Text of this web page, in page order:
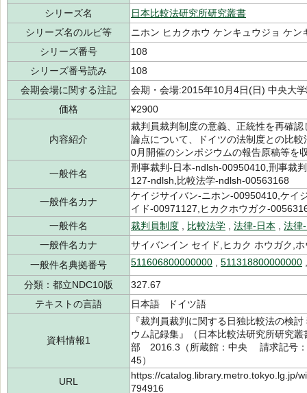
シリーズ名
日本比較法研究所研究叢書
シリーズ名のルビ等
ニホン ヒカクホウ ケンキュウジョ ケン
シリーズ番号
108
シリーズ番号読み
108
会期会場に関する注記
会期・会場:2015年10月4日(日) 中央大
価格
¥2900
内容紹介
裁判員裁判制度の意義、正統性を再確
論点について、ドイツの法制度との比
0月開催のシンポジウムの報告原稿等を
一般件名
刑事裁判-日本-ndlsh-00950410,刑事裁
127-ndlsh,比較法学-ndlsh-00563168
一般件名カナ
ケイジサイバン-ニホン-00950410,ケイ
イド-00971127,ヒカクホウガク-
一般件名
裁判員制度 比較法学 法律-日本
法律
一般件名カナ
サイバンイン セイド,ヒカク ホウガク,
一般件名典拠番号
511606800000000 511318800000000
分類：都立NDC10版
327.67
テキストの言語
日本語 ドイツ語
資料情報1
『裁判員裁判に関する日独比較法の検
ウム記録集』（日本比較法研究所研
部 2016.3（所蔵館：中央 請求記号
45）
URL
https://catalog.library.metro.tokyo.lg.jp/
794916